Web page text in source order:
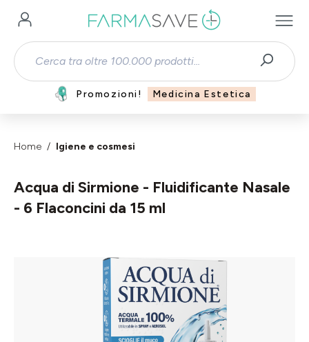
Passa al contenuto principale
Promozioni! Medicina Estetica
Home Igiene e cosmesi
Acqua di Sirmione - Fluidificante Nasale
- 6 Flaconcini da 15 ml
Salta la galleria di immagini